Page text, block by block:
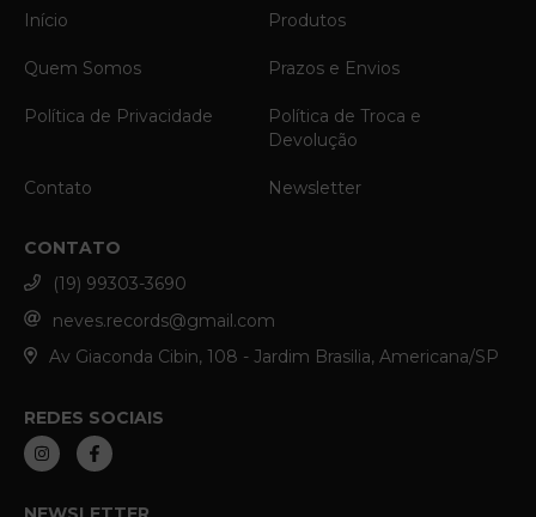
Início
Produtos
Quem Somos Prazos e Envios
Política de Privacidade
Política de Troca e
Devolução
Contato Newsletter
CONTATO
(19) 99303-3690
neves.records@gmail.com
Av Giaconda Cibin, 108 - Jardim Brasilia, Americana/SP
REDES SOCIAIS